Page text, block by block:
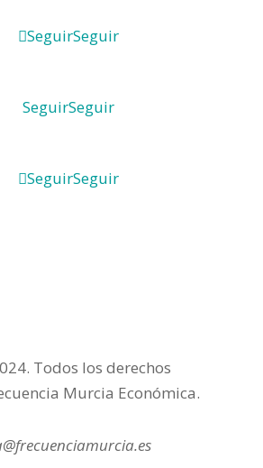
SeguirSeguir
SeguirSeguir
SeguirSeguir
Todos los derechos
Murcia Económica.